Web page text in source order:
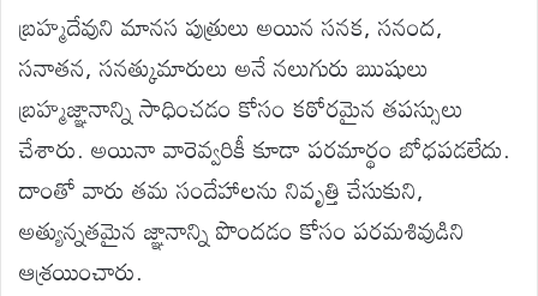
బ్రహ్మదేవుని మానస పుత్రులు అయిన సనక, సనంద,
సనాతన, సనత్కుమారులు అనే నలుగురు ఋషులు
బ్రహ్మజ్ఞానాన్ని సాధించడం కోసం కఠోరమైన తపస్సులు
చేశారు. అయినా వారెవ్వరికీ కూడా పరమార్థం బోధపడలేదు.
దాంతో వారు తమ సందేహాలను నివృత్తి చేసుకుని,
అత్యున్నతమైన జ్ఞానాన్ని పొందడం కోసం పరమశివుడిని
ఆశ్రయించారు.